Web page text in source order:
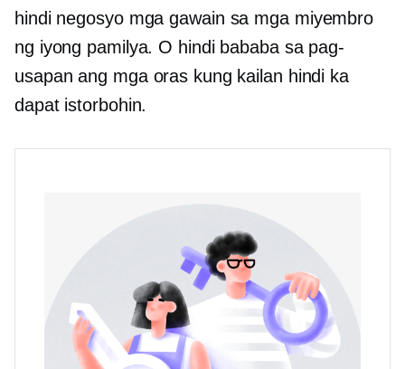
hindi negosyomga gawain sa mga miyembro
ng iyong pamilya. O hindi bababa sa pag-
usapan ang mga oras kung kailan hindi ka
dapat istorbohin.